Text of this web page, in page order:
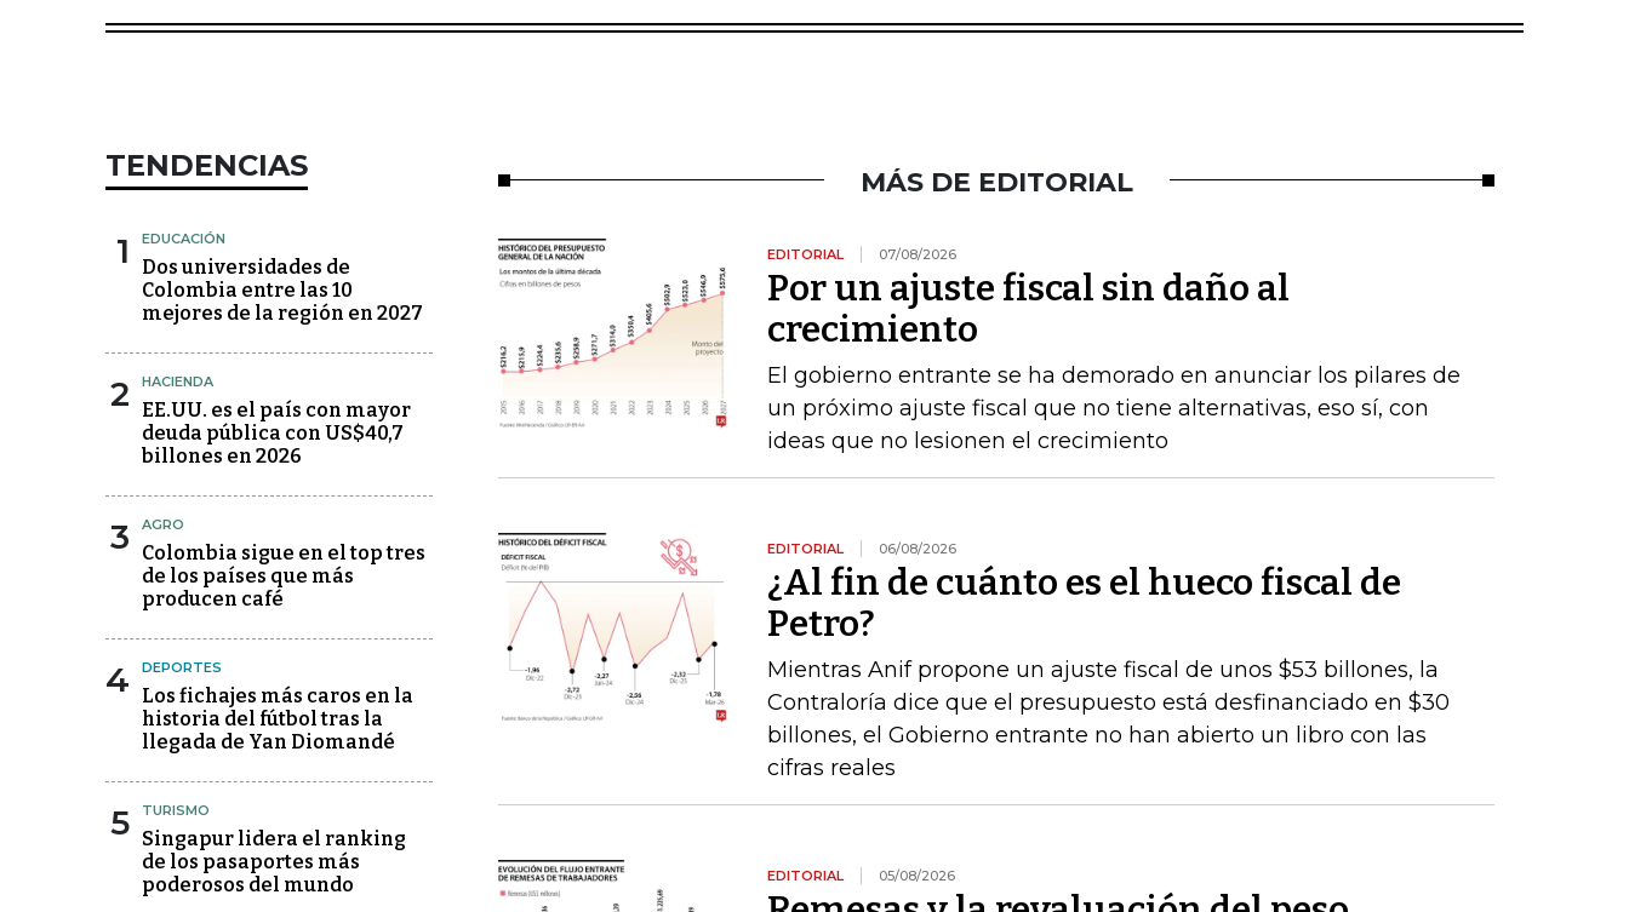
TENDENCIAS
1 EDUCACIÓN
Dos universidades de
Colombia entre las 10
mejores de la región en 2027
2 HACIENDA
EE.UU. es el país con mayor
deuda pública con US$40,7
billones en 2026
3 AGRO
Colombia sigue en el top tres
de los países que más
producen café
4 DEPORTES
Los fichajes más caros en la
historia del fútbol tras la
llegada de Yan Diomandé
5 TURISMO
Singapur lidera el ranking
de los pasaportes más
poderosos del mundo
MÁS DE EDITORIAL
EDITORIAL 07/08/2026
Por un ajuste fiscal sin daño al
crecimiento
El gobierno entrante se ha demorado en anunciar los pilares de
un próximo ajuste fiscal que no tiene alternativas, eso sí, con
ideas que no lesionen el crecimiento
EDITORIAL 06/08/2026
¿Al fin de cuánto es el hueco fiscal de
Petro?
Mientras Anif propone un ajuste fiscal de unos $53 billones, la
Contraloría dice que el presupuesto está desfinanciado en $30
billones, el Gobierno entrante no han abierto un libro con las
cifras reales
EDITORIAL 05/08/2026